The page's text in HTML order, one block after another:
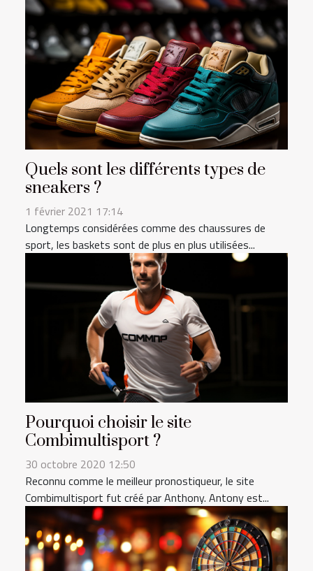
Quels sont les différents types de
sneakers ?
1 février 2021 17:14
Longtemps considérées comme des chaussures de
sport, les baskets sont de plus en plus utilisées...
Pourquoi choisir le site
Combimultisport ?
30 octobre 2020 12:50
Reconnu comme le meilleur pronostiqueur, le site
Combimultisport fut créé par Anthony. Antony est...